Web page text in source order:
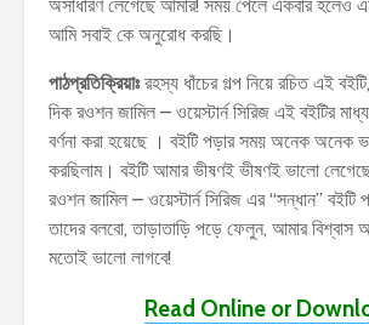
অসাধারণ লেগেছে আমার! সময় পেলে একবার হলেও
আমি সবাই কে অনুরোধ করছি।
পাঠপ্রতিক্রিয়াঃরহস্য ধাঁচের গল্প নিয়ে রচিত এই
দিক রওশন জামিল – ওয়েস্টার্ন সিরিজ এই বইটির
বর্ণনা করা হয়েছে । বইটি পড়ার সময় অনেক অনেক
করছিলাম। বইটি আমার ভীষণই ভীষণই ভালো
রওশন জামিল – ওয়েস্টার্ন সিরিজ এর “সন্ধান” বইটি
তাদের বলবো, তাড়াতাড়ি পড়ে ফেলুন, আমার বিশ্বাস
মতোই ভালো লাগবে!
Read Online or